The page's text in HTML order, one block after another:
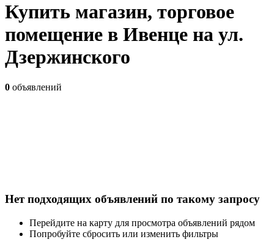
Купить магазин, торговое
помещение в Ивенце на ул.
Дзержинского
0 объявлений
Нет подходящих объявлений по такому запросу
Перейдите на карту для просмотра объявлений рядом
Попробуйте сбросить или изменить фильтры